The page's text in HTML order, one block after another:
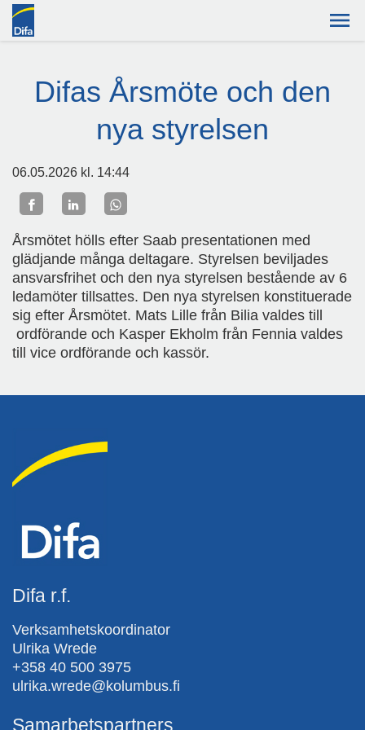
Difas Årsmöte och den
nya styrelsen
06.05.2026 kl. 14:44
Årsmötet hölls efter Saab presentationen med
glädjande många deltagare. Styrelsen beviljades
ansvarsfrihet och den nya styrelsen bestående av 6
ledamöter tillsattes. Den nya styrelsen konstituerade
sig efter Årsmötet. Mats Lille från Bilia valdes till
ordförande och Kasper Ekholm från Fennia valdes
till vice ordförande och kassör.
Difa r.f.
Verksamhetskoordinator
Ulrika Wrede
+358 40 500 3975
ulrika.wrede@kolumbus.fi
Samarbetspartners